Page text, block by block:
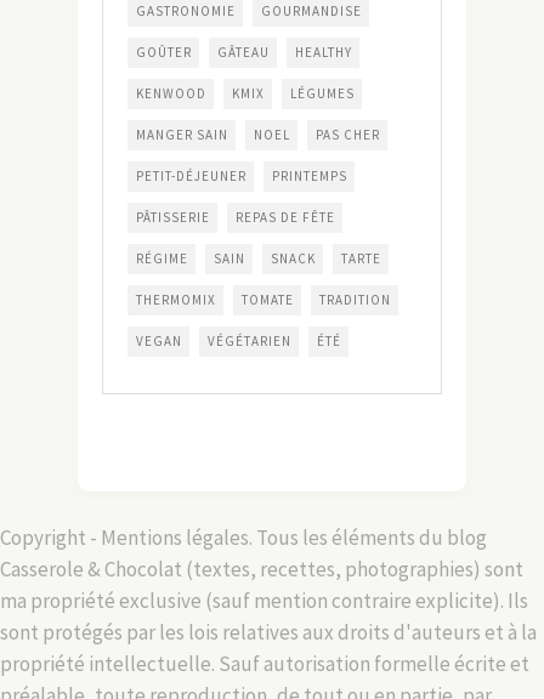
GASTRONOMIE GOURMANDISE
GOÛTER GÂTEAU HEALTHY
KENWOOD KMIX LÉGUMES
MANGER SAIN NOEL PAS CHER
PETIT-DÉJEUNER PRINTEMPS
PÂTISSERIE REPAS DE FÊTE
RÉGIME SAIN SNACK TARTE
THERMOMIX TOMATE TRADITION
VEGAN VÉGÉTARIEN ÉTÉ
Copyright - Mentions légales. Tous les éléments du blog
Casserole & Chocolat (textes, recettes, photographies) sont
ma propriété exclusive (sauf mention contraire explicite). Ils
sont protégés par les lois relatives aux droits d'auteurs et à la
propriété intellectuelle. Sauf autorisation formelle écrite et